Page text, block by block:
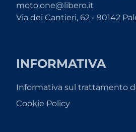
moto.one@libero.it
Via dei Cantieri, 62 - 90142
INFORMATIVA
Informativa sul trattamento
Cookie Policy